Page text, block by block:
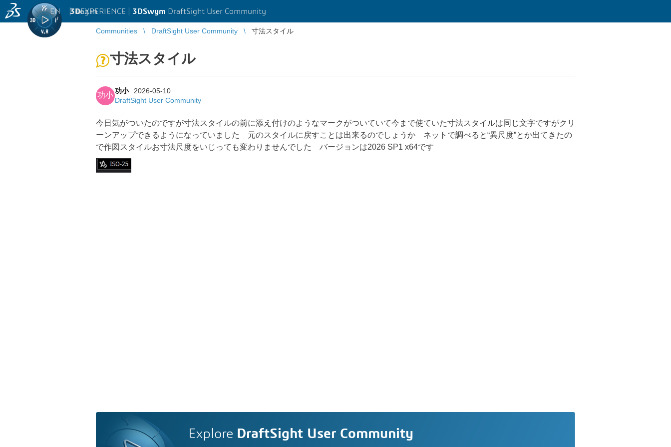
3DEXPERIENCE | 3DSwym DraftSight User Community
EN | Log in
Communities DraftSight User Community 寸法スタイル
寸法スタイル
功小
功小
2026-05-10
DraftSight User Community
今日気がついたのですが寸法スタイルの前に添え付けのようなマークがついていて今まで使ていた寸法スタイルは同じ文字ですがクリ
ーンアップできるようになっていました 元のスタイルに戻すことは出来るのでしょうか ネットで調べると“異尺度”とか出てきたの
で作図スタイルお寸法尺度をいじっても変わりませんでした バージョンは2026 SP1 x64です
Explore DraftSight User Community